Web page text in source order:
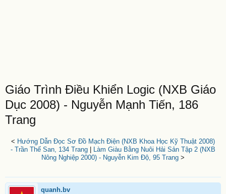
Giáo Trình Điều Khiển Logic (NXB Giáo
Dục 2008) - Nguyễn Mạnh Tiến, 186
Trang
< Hướng Dẫn Đọc Sơ Đồ Mạch Điện (NXB Khoa Học Kỹ Thuật 2008)
- Trần Thế San, 134 Trang
Làm Giàu Bằng Nuôi Hải Sản Tập 2 (NXB
Nông Nghiệp 2000) - Nguyễn Kim Độ, 95 Trang >
quanh.bv